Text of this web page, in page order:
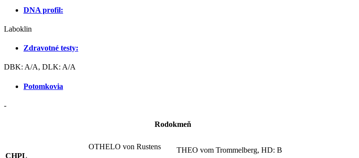
DNA profil:
Laboklin
Zdravotné testy:
DBK: A/A, DLK: A/A
Potomkovia
-
Rodokmeň
CHPL
OTHELO von Rustens
THEO vom Trommelberg, HD: B